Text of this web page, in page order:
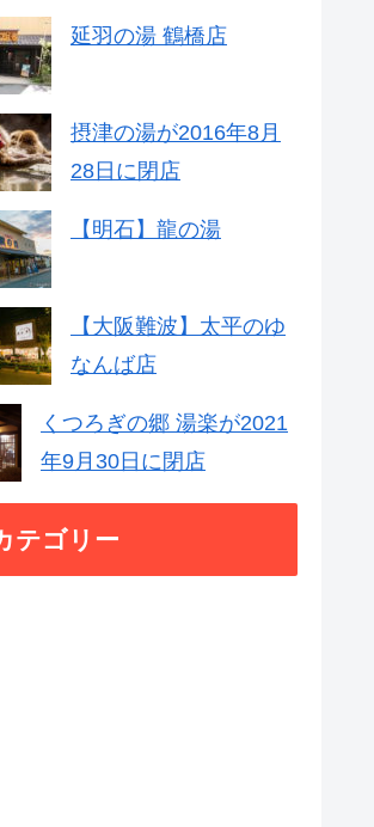
延羽の湯 鶴橋店
摂津の湯が2016年8月
28日に閉店
【明石】龍の湯
【大阪難波】太平のゆ
なんば店
くつろぎの郷 湯楽が2021
年9月30日に閉店
テゴリー